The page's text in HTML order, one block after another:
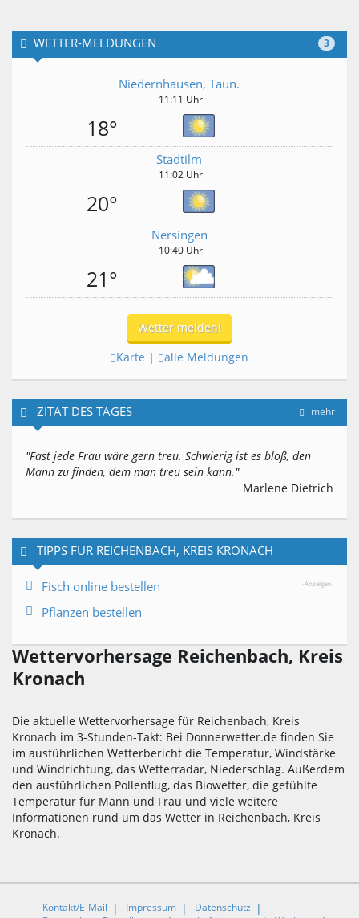
3
WETTER-MELDUNGEN
Niedernhausen, Taun.
11:11 Uhr
18°
Stadtilm
11:02 Uhr
20°
Nersingen
10:40 Uhr
21°
Wetter melden!
Karte | alle Meldungen
mehr
ZITAT DES TAGES
"Fast jede Frau wäre gern treu. Schwierig ist es bloß, den
Mann zu finden, dem man treu sein kann."
Marlene Dietrich
TIPPS FÜR REICHENBACH, KREIS KRONACH
-Anzeigen-
Fisch online bestellen
Pflanzen bestellen
Wettervorhersage Reichenbach, Kreis
Kronach
Die aktuelle Wettervorhersage für Reichenbach, Kreis
Kronach im 3-Stunden-Takt: Bei Donnerwetter.de finden Sie
im ausführlichen Wetterbericht die Temperatur, Windstärke
und Windrichtung, das Wetterradar, Niederschlag. Außerdem
den ausführlichen Pollenflug, das Biowetter, die gefühlte
Temperatur für Mann und Frau und viele weitere
Informationen rund um das Wetter in Reichenbach, Kreis
Kronach.
Kontakt/E-Mail Impressum
Datenschutz